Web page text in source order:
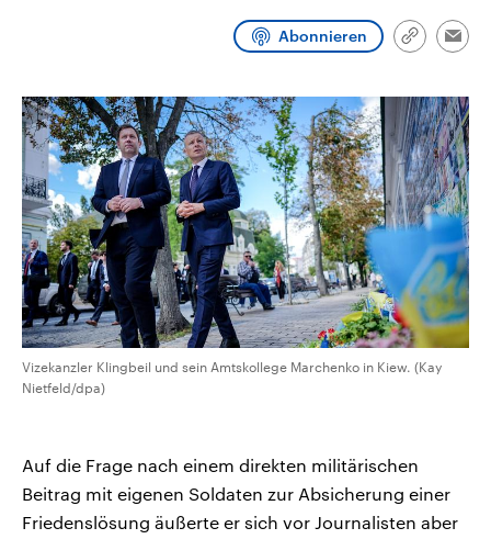
Abonnieren
Link
Vizekanzler Klingbeil und sein Amtskollege Marchenko in Kiew. (Kay
Nietfeld/dpa)
Auf die Frage nach einem direkten militärischen
Beitrag mit eigenen Soldaten zur Absicherung einer
Friedenslösung äußerte er sich vor Journalisten aber